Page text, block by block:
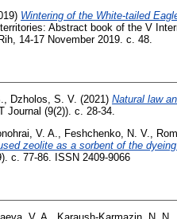
Wintering of the White-tailed
Abstract book of the V
14-17 November 2019. с. 48.
Dzholos, S. V. (2021) Natural law
Journal (9(2)). с. 28-34.
V. A. Feshchenko, N. V.
zeolite as a sorbent of the
с. 77-86. ISSN 2409-9066